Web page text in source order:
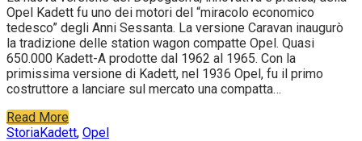
Opel Kadett fu uno dei motori del “miracolo economico
tedesco” degli Anni Sessanta. La versione Caravan inaugurò
la tradizione delle station wagon compatte Opel. Quasi
650.000 Kadett-A prodotte dal 1962 al 1965. Con la
primissima versione di Kadett, nel 1936 Opel, fu il primo
costruttore a lanciare sul mercato una compatta…
Read More
StoriaKadett, Opel